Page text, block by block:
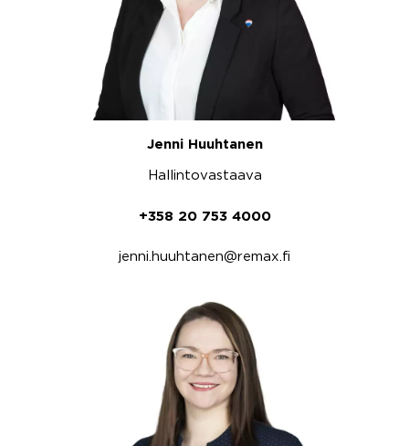
Jenni Huuhtanen
Hallintovastaava
+358 20 753 4000
jenni.huuhtanen@remax.fi